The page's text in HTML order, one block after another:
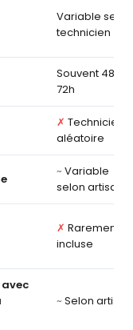
Variable selon
technicien
Souvent 48–
72h
✗ Technicien
aléatoire
~ Variable
selon artisan
✗ Rarement
incluse
~ Selon artisan